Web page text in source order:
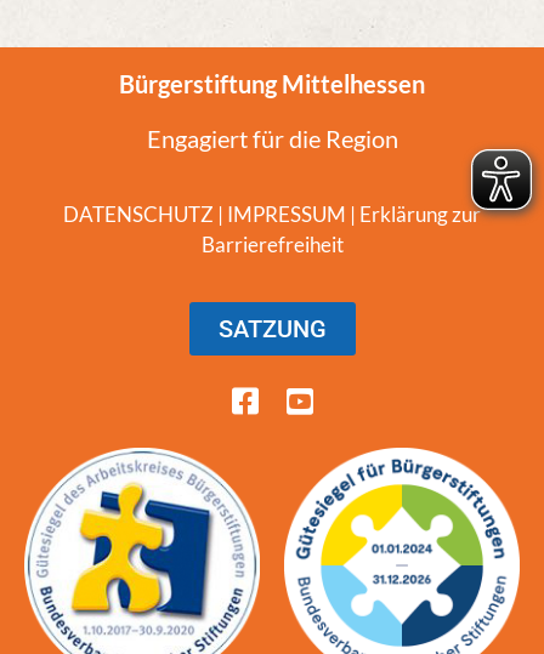
Bürgerstiftung Mittelhessen
Engagiert für die Region
DATENSCHUTZ | IMPRESSUM | Erklärung zur
Barrierefreiheit
SATZUNG